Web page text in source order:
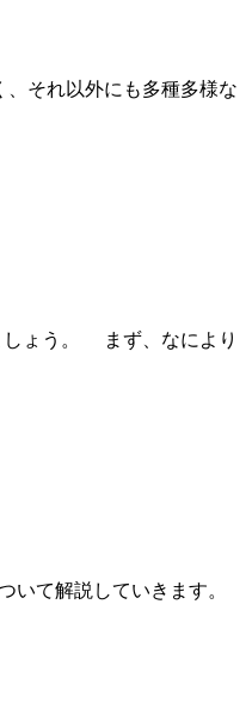
それ以外にも多種多様な
しょう。 まず、なにより
て解説していきます。